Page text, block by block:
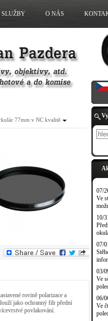
77mm v NC kvalitě
rovině polarizace a
jako ochranný filr přední
povlakování.
07/
Ve
10/
07/
03/
Ve
06/
Ve
SLUŽBY O NÁS